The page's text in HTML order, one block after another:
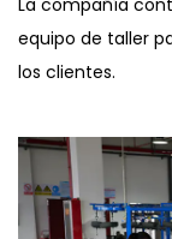
La compañía
equipo de taller
los clientes.